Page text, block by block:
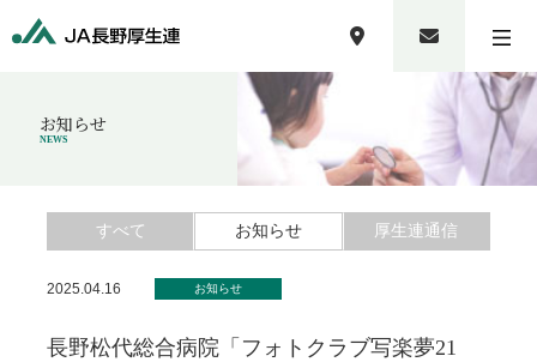
お知らせ
NEWS
すべて お知らせ 厚生連通信
2025.04.16 お知らせ
長野松代総合病院「フォトクラブ写楽夢21